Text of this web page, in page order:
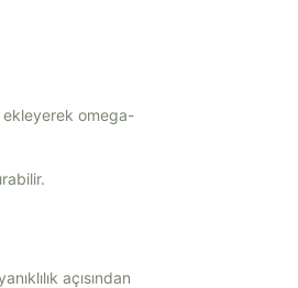
ekleyerek omega-
açısından